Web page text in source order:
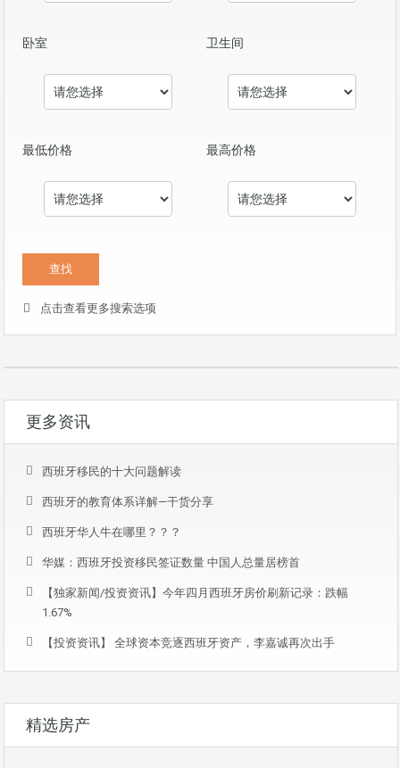
卧室 卫生间
最低价格 最高价格
点击查看更多搜索选项
更多资讯
西班牙移民的十大问题解读
西班牙的教育体系详解—干货分享
西班牙华人牛在哪里？？？
华媒：西班牙投资移民签证数量 中国人总量居榜首
【独家新闻/投资资讯】今年四月西班牙房价刷新记录：跌幅
1.67%
【投资资讯】 全球资本竞逐西班牙资产，李嘉诚再次出手
精选房产